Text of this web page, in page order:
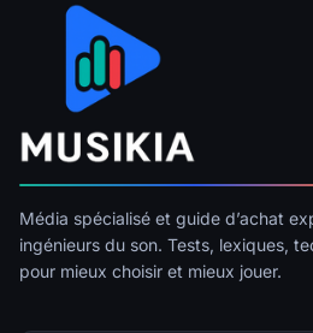
Média spécialisé et guide d’achat
ingénieurs du son. Tests, lexiques,
pour mieux choisir et mieux jouer.